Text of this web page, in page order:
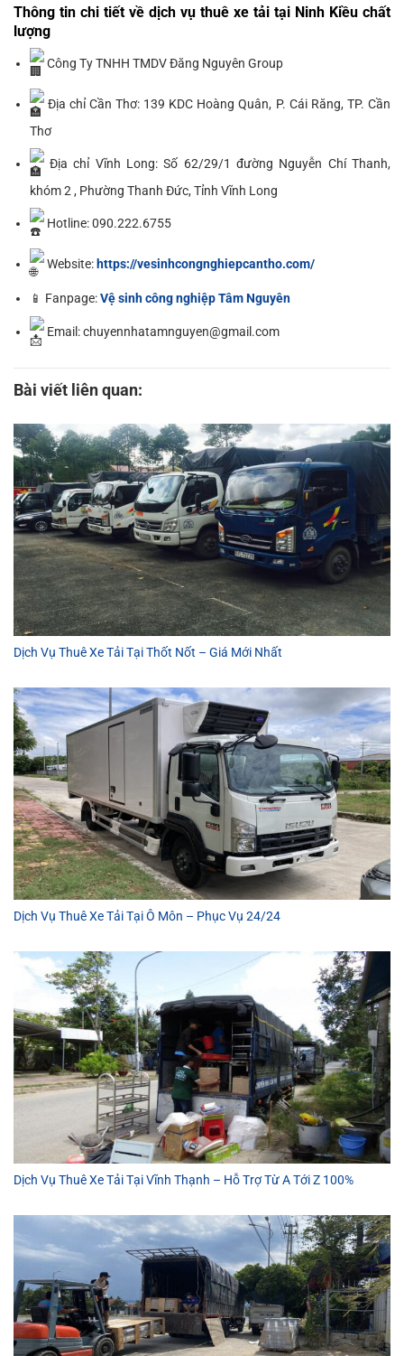
Thông tin chi tiết về dịch vụ thuê xe tải tại Ninh Kiều chất
lượng
Công Ty TNHH TMDV Đăng Nguyên Group
Địa chỉ Cần Thơ: 139 KDC Hoàng Quân, P. Cái Răng, TP. Cần
Thơ
Địa chỉ Vĩnh Long: Số 62/29/1 đường Nguyễn Chí Thanh,
khóm 2 , Phường Thanh Đức, Tỉnh Vĩnh Long
Hotline: 090.222.6755
Website: https://vesinhcongnghiepcantho.com/
📱 Fanpage:Vệ sinh công nghiệp Tâm Nguyên
Email: chuyennhatamnguyen@gmail.com
Bài viết liên quan:
Dịch Vụ Thuê Xe Tải Tại Thốt Nốt – Giá Mới Nhất
Dịch Vụ Thuê Xe Tải Tại Ô Môn – Phục Vụ 24/24
Dịch Vụ Thuê Xe Tải Tại Vĩnh Thạnh – Hỗ Trợ Từ A Tới Z 100%